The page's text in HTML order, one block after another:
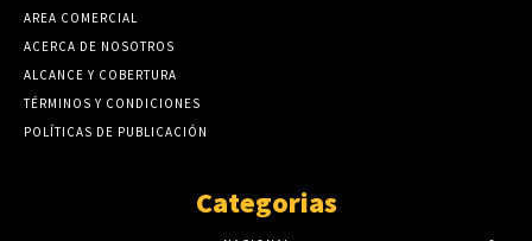
AREA COMERCIAL
ACERCA DE NOSOTROS
ALCANCE Y COBERTURA
TÉRMINOS Y CONDICIONES
POLÍTICAS DE PUBLICACIÓN
Categorias